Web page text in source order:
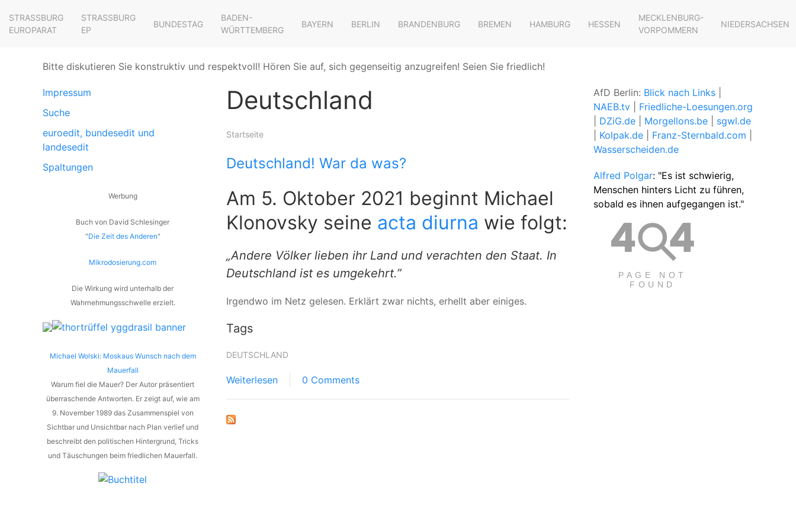
STRASSBURG E
UROPARAT
STRASSBURG E
P
BUNDESTAG
BADEN-
WÜRTTEMBERG
BAYERN BERLIN BRANDENBURG BREMEN HAMBURG HESSEN
MECKLENBURG-
VORPOMMERN
NIEDERSACHSEN
Bitte diskutieren Sie konstruktiv und respektvoll! Hören Sie auf, sich gegenseitig anzugreifen! Seien Sie friedlich!
Deutschland
Startseite
Deutschland! War da was?
Am 5. Oktober 2021 beginnt Michael
Klonovsky seine acta diurna wie folgt:
„Andere Völker lieben ihr Land und verachten den Staat. In
Deutschland ist es umgekehrt.”
Irgendwo im Netz gelesen. Erklärt zwar nichts, erhellt aber einiges.
Tags
DEUTSCHLAND
Weiterlesen 0 Comments
Impressum
Suche
euroedit, bundesedit und
landesedit
Spaltungen
Werbung
Buch von David Schlesinger
"Die Zeit des Anderen"
Mikrodosierung.com
Die Wirkung wird unterhalb der
Wahrnehmungsschwelle erzielt.
Michael Wolski: Moskaus Wunsch nach dem
Mauerfall
Warum fiel die Mauer? Der Autor präsentiert
überraschende Antworten. Er zeigt auf, wie am
9. November 1989 das Zusammenspiel von
Sichtbar und Unsichtbar nach Plan verlief und
beschreibt den politischen Hintergrund, Tricks
und Täuschungen beim friedlichen Mauerfall.
AfD Berlin: Blick nach Links
NAEB.tv
Friedliche-Loesungen.org
DZiG.de Morgellons.be
sgwl.de
Kolpak.de Franz-Sternbald.com
Wasserscheiden.de
Alfred Polgar: "Es ist schwierig,
Menschen hinters Licht zu führen,
sobald es ihnen aufgegangen ist."